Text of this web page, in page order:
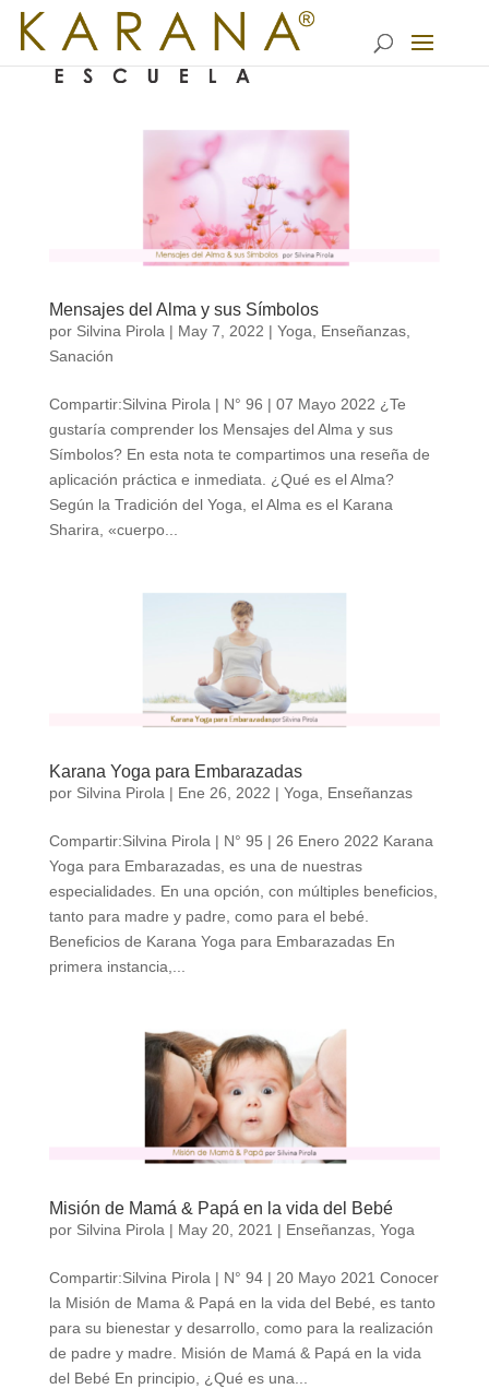
Mensajes del Alma y sus Símbolos
por Silvina Pirola | May 7, 2022 | Yoga Enseñanzas,
Sanación
Compartir:Silvina Pirola | N° 96 | 07 Mayo 2022 ¿Te
gustaría comprender los Mensajes del Alma y sus
Símbolos? En esta nota te compartimos una reseña de
aplicación práctica e inmediata. ¿Qué es el Alma?
Según la Tradición del Yoga, el Alma es el Karana
Sharira, «cuerpo...
Karana Yoga para Embarazadas
por Silvina Pirola | Ene 26, 2022 | Yoga Enseñanzas
Compartir:Silvina Pirola | N° 95 | 26 Enero 2022 Karana
Yoga para Embarazadas, es una de nuestras
especialidades. En una opción, con múltiples beneficios,
tanto para madre y padre, como para el bebé.
Beneficios de Karana Yoga para Embarazadas En
primera instancia,...
Misión de Mamá & Papá en la vida del Bebé
por Silvina Pirola | May 20, 2021 | Enseñanzas, Yoga
Compartir:Silvina Pirola | N° 94 | 20 Mayo 2021 Conocer
la Misión de Mama & Papá en la vida del Bebé, es tanto
para su bienestar y desarrollo, como para la realización
de padre y madre. Misión de Mamá & Papá en la vida
del Bebé En principio, ¿Qué es una...